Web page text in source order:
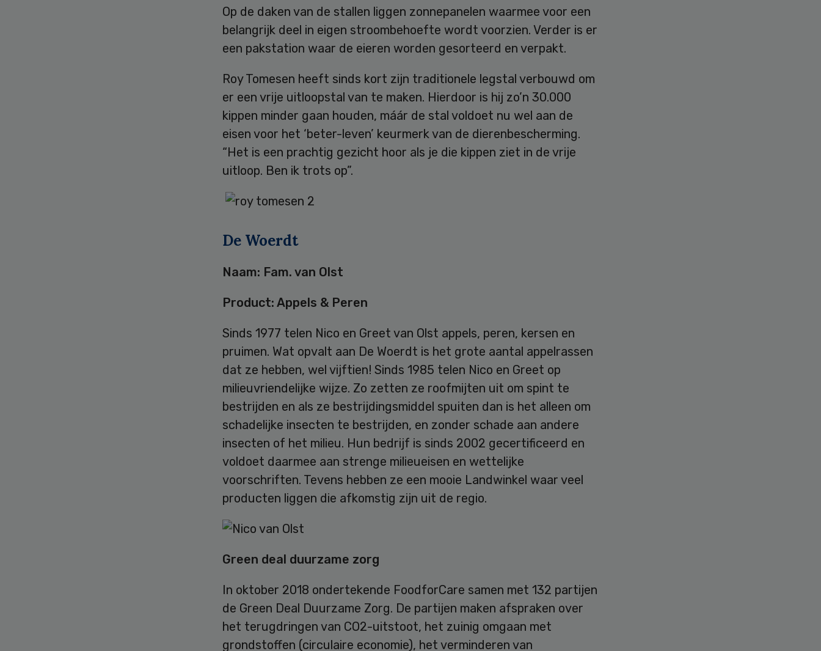
Op de daken van de stallen liggen zonnepanelen waarmee voor een
belangrijk deel in eigen stroombehoefte wordt voorzien. Verder is er
een pakstation waar de eieren worden gesorteerd en verpakt.
Roy Tomesen heeft sinds kort zijn traditionele legstal verbouwd om
er een vrije uitloopstal van te maken. Hierdoor is hij zo’n 30.000
kippen minder gaan houden, máár de stal voldoet nu wel aan de
eisen voor het ‘beter-leven’ keurmerk van de dierenbescherming.
“Het is een prachtig gezicht hoor als je die kippen ziet in de vrije
uitloop. Ben ik trots op”.
De Woerdt
Naam: Fam. van Olst
Product: Appels & Peren
Sinds 1977 telen Nico en Greet van Olst appels, peren, kersen en
pruimen. Wat opvalt aan De Woerdt is het grote aantal appelrassen
dat ze hebben, wel vijftien! Sinds 1985 telen Nico en Greet op
milieuvriendelijke wijze. Zo zetten ze roofmijten uit om spint te
bestrijden en als ze bestrijdingsmiddel spuiten dan is het alleen om
schadelijke insecten te bestrijden, en zonder schade aan andere
insecten of het milieu. Hun bedrijf is sinds 2002 gecertificeerd en
voldoet daarmee aan strenge milieueisen en wettelijke
voorschriften. Tevens hebben ze een mooie Landwinkel waar veel
producten liggen die afkomstig zijn uit de regio.
Green deal duurzame zorg
In oktober 2018 ondertekende FoodforCare samen met 132 partijen
de Green Deal Duurzame Zorg. De partijen maken afspraken over
het terugdringen van CO2-uitstoot, het zuinig omgaan met
grondstoffen (circulaire economie), het verminderen van